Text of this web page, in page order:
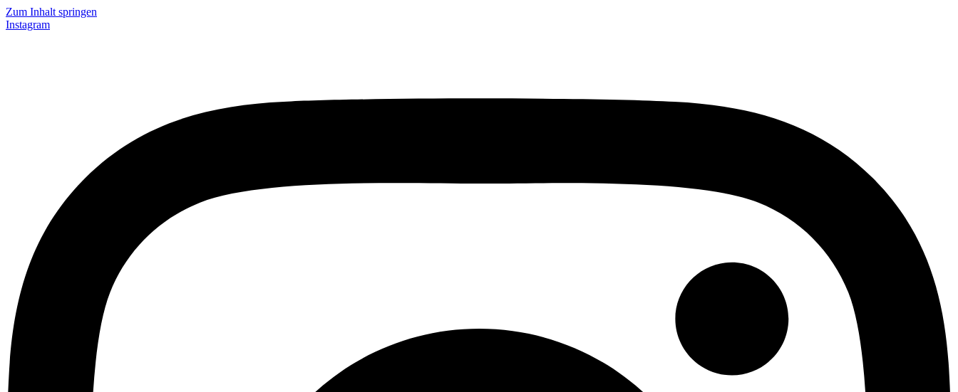
Zum Inhalt springen
Instagram